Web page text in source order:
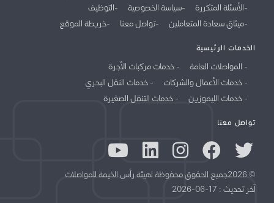
الأسئلة المتكررة
سياسة الخصوصية
التوظيف
ميثاق سعادة المتعاملين
تواصل معنا خريطة الموقع
الخدمات الرئيسية
المواصلات العامة
خدمات مركبات الأجرة
خدمات الأعمال والشركات
خدمات النقل البحري
خدمات الليموزين
خدمات التنقل الصغيرة
تواصل معنا
آخر تحديث : 17-06-2026